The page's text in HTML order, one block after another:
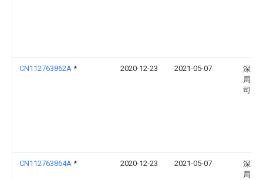
CN112763862A * 2020-12-23 2021-05-07
深圳
局有
司
CN112763864A * 2020-12-23 2021-05-07
深圳
局有